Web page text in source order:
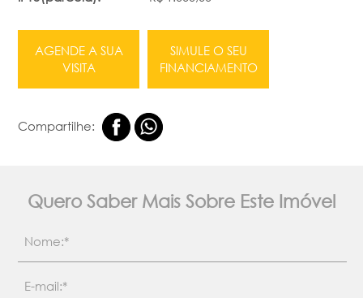
AGENDE A SUA
VISITA
SIMULE O SEU
FINANCIAMENTO
Compartilhe:
Quero Saber Mais Sobre Este Imóvel